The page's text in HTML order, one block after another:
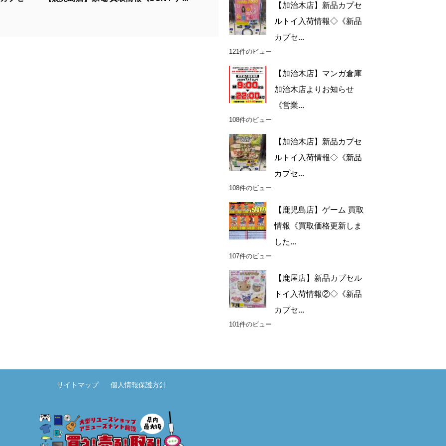
【加治木店】新品カプセ
ルトイ入荷情報◇《新品
カプセ...
121件のビュー
【加治木店】マンガ倉庫
加治木店よりお知らせ
《営業...
108件のビュー
【加治木店】新品カプセ
ルトイ入荷情報◇《新品
カプセ...
108件のビュー
【鹿児島店】ゲーム 買取
情報《買取価格更新しま
した...
107件のビュー
【鹿屋店】新品カプセル
トイ入荷情報②◇《新品
カプセ...
101件のビュー
サイトマップ 個人情報保護方針